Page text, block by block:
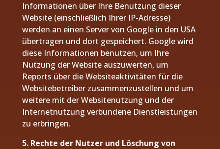
Informationen über Ihre Benutzung dieser
Website (einschließlich Ihrer IP-Adresse)
werden an einen Server von Google in den USA
übertragen und dort gespeichert. Google wird
diese Informationen benutzen, um Ihre
Nutzung der Website auszuwerten, um
Reports über die Websiteaktivitäten für die
Websitebetreiber zusammenzustellen und um
weitere mit der Websitenutzung und der
Internetnutzung verbundene Dienstleistungen
zu erbringen.
5. Rechte der Nutzer und Löschung von